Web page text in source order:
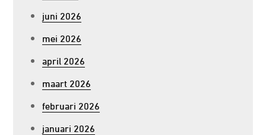
juni 2026
mei 2026
april 2026
maart 2026
februari 2026
januari 2026